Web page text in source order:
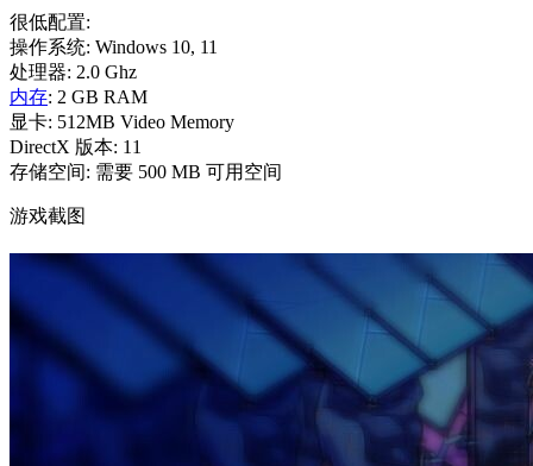
很低配置:
操作系统: Windows 10, 11
处理器: 2.0 Ghz
内存: 2 GB RAM
显卡: 512MB Video Memory
DirectX 版本: 11
存储空间: 需要 500 MB 可用空间
游戏截图